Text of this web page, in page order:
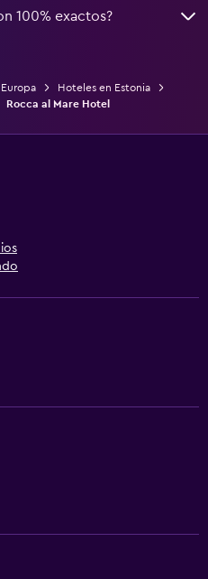
100% exactos?
Hoteles en Estonia
Rocca al Mare Hotel